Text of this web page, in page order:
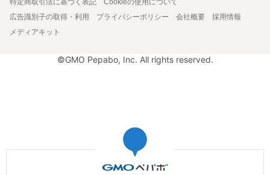
特定商取引法に基づく表記
Cookieの使用について
広告識別子の取得・利用
プライバシーポリシー 会社概要
採用情報
メディアキット
©GMO Pepabo, Inc. All rights reserved.